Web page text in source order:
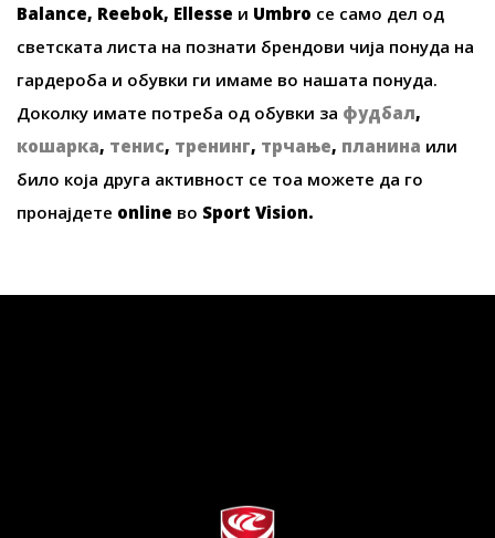
Balance, Reebok, Ellesse и Umbro се само дел од
светската листа на познати брендови чија понуда на
гардероба и обувки ги имаме во нашата понуда.
Доколку имате потреба од обувки за фудбал,
кошарка, тенис, тренинг, трчање, планина или
било која друга активност се тоа можете да го
пронајдете online во Sport Vision.